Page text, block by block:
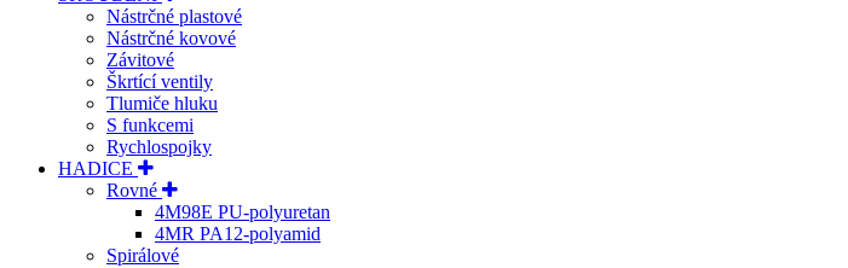
Nástrčné plastové
Nástrčné kovové
Závitové
Škrtící ventily
Tlumiče hluku
S funkcemi
Rychlospojky
HADICE
Rovné
4M98E PU-polyuretan
4MR PA12-polyamid
Spirálové